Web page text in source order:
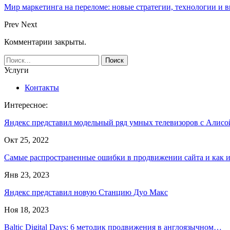
Мир маркетинга на переломе: новые стратегии, технологии и
Prev Next
Комментарии закрыты.
Услуги
Контакты
Интересное:
Яндекс представил модельный ряд умных телевизоров с
Окт 25, 2022
Самые распространенные ошибки в продвижении сайта и как
Янв 23, 2023
Яндекс представил новую Станцию Дуо Макс
Ноя 18, 2023
Baltic Digital Days: 6 методик продвижения в англоязычном…